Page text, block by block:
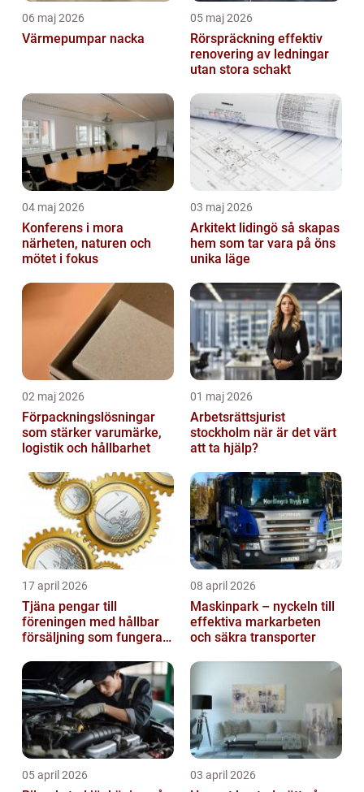
06 maj 2026
Värmepumpar nacka
05 maj 2026
Rörspräckning effektiv
renovering av ledningar
utan stora schakt
04 maj 2026
Konferens i mora
närheten, naturen och
mötet i fokus
03 maj 2026
Arkitekt lidingö så skapas
hem som tar vara på öns
unika läge
02 maj 2026
Förpackningslösningar
som stärker varumärke,
logistik och hållbarhet
01 maj 2026
Arbetsrättsjurist
stockholm när är det värt
att ta hjälp?
17 april 2026
Tjäna pengar till
föreningen med hållbar
försäljning som fungerar
08 april 2026
Maskinpark – nyckeln till
effektiva markarbeten
och säkra transporter
05 april 2026 03 april 2026